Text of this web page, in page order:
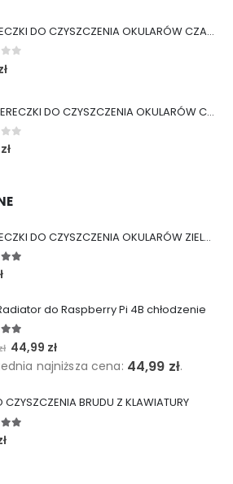
ŚCIERECZKI DO CZYSZCZENIA OKULARÓW CZARNE
of 5
6x ŚCIERECZKI DO CZYSZCZENIA OKULARÓW CZARNE
of 5
zł
ŚCIERECZKI DO CZYSZCZENIA OKULARÓW ZIELONE
of 5
do Raspberry Pi 4B chłodzenie
of 5
Pierwotna
cena
47,99 zł.
44,99 złAktualna
cena
44,99 zł.
najniższa cena: 44,99 zł.
CZYSZCZENIA BRUDU Z KLAWIATURY
of 5